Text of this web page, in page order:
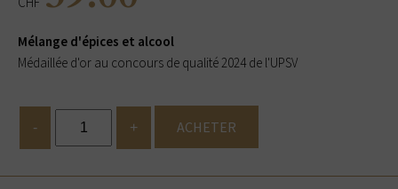
Mélange d'épices et alcool
Médaillée d'or au concours de qualité 2024 de l'UPSV
ACHETER